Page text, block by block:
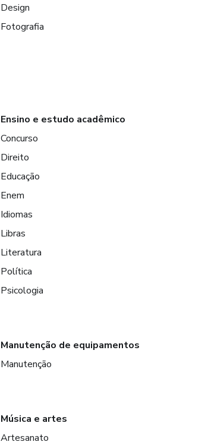
Design
Fotografia
Ensino e estudo acadêmico
Concurso
Direito
Educação
Enem
Idiomas
Libras
Literatura
Política
Psicologia
Manutenção de equipamentos
Manutenção
Música e artes
Artesanato